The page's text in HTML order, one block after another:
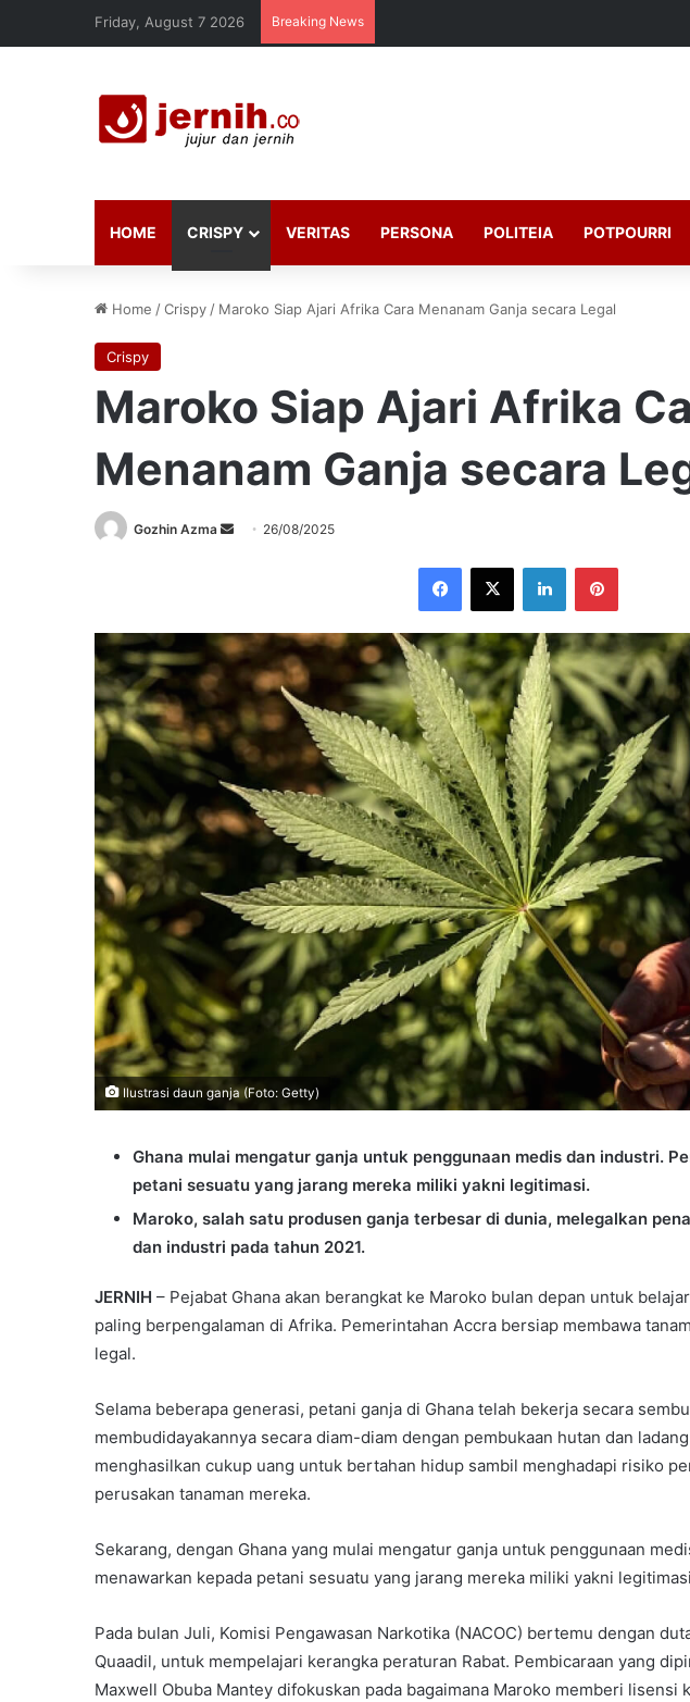
Friday, August 7 2026 Breaking News
HOME CRISPY VERITAS PERSONA POLITEIA POTPOURRI
Home /Crispy / Maroko Siap Ajari Afrika Cara Menanam Ganja secara Legal
Crispy
Maroko Siap Ajari Afrika
Menanam Ganja secara
Gozhin Azma
Send 26/08/2025
Facebook
X LinkedInPinterest
Ilustrasi daun ganja (Foto: Getty)
Ghana mulai mengatur ganja untuk penggunaan medis dan industri.
petani sesuatu yang jarang mereka miliki yakni legitimasi.
Maroko, salah satu produsen ganja terbesar di dunia, melegalkan
dan industri pada tahun 2021.
JERNIH – Pejabat Ghana akan berangkat ke Maroko bulan depan untuk
paling berpengalaman di Afrika. Pemerintahan Accra bersiap membawa
legal.
Selama beberapa generasi, petani ganja di Ghana telah bekerja secara
membudidayakannya secara diam-diam dengan pembukaan hutan dan
menghasilkan cukup uang untuk bertahan hidup sambil menghadapi risiko
perusakan tanaman mereka.
Sekarang, dengan Ghana yang mulai mengatur ganja untuk penggunaan
menawarkan kepada petani sesuatu yang jarang mereka miliki yakni
Pada bulan Juli, Komisi Pengawasan Narkotika (NACOC) bertemu dengan
Quaadil, untuk mempelajari kerangka peraturan Rabat. Pembicaraan yang
Maxwell Obuba Mantey difokuskan pada bagaimana Maroko memberi lisensi